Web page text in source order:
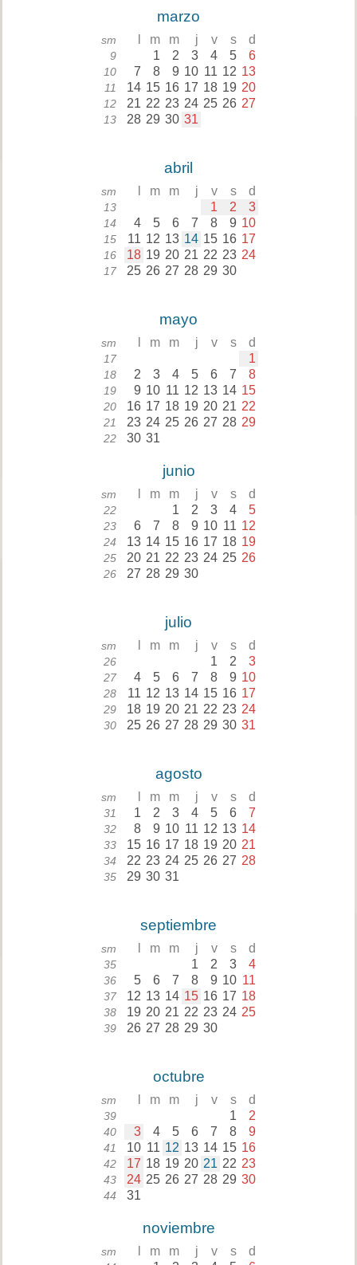
marzo
sm m m j v s d
9 1 2 3 4 5 6
10 7 8 9 10 11 12 13
11 14 15 16 17 18 19 20
12 21 22 23 24 25 26 27
13 28 29 30 31
abril
sm m m j v s d
13 1 2 3
14 4 5 6 7 8 9 10
15 11 12 13 14 15 16 17
16 18 19 20 21 22 23 24
17 25 26 27 28 29 30
mayo
sm m m j v s d
17 1
18 2 3 4 5 6 7 8
19 9 10 11 12 13 14 15
20 16 17 18 19 20 21 22
21 23 24 25 26 27 28 29
22 30 31
junio
sm m m j v s d
22 1 2 3 4 5
23 6 7 8 9 10 11 12
24 13 14 15 16 17 18 19
25 20 21 22 23 24 25 26
26 27 28 29 30
julio
sm m m j v s d
26 1 2 3
27 4 5 6 7 8 9 10
28 11 12 13 14 15 16 17
29 18 19 20 21 22 23 24
30 25 26 27 28 29 30 31
agosto
sm m m j v s d
31 1 2 3 4 5 6 7
32 8 9 10 11 12 13 14
33 15 16 17 18 19 20 21
34 22 23 24 25 26 27 28
35 29 30 31
septiembre
sm m m j v s d
35 1 2 3 4
36 5 6 7 8 9 10 11
37 12 13 14 15 16 17 18
38 19 20 21 22 23 24 25
39 26 27 28 29 30
octubre
sm m m j v s d
39 1 2
40 3 4 5 6 7 8 9
41 10 11 12 13 14 15 16
42 17 18 19 20 21 22 23
43 24 25 26 27 28 29 30
44 31
noviembre
sm m m j v s d